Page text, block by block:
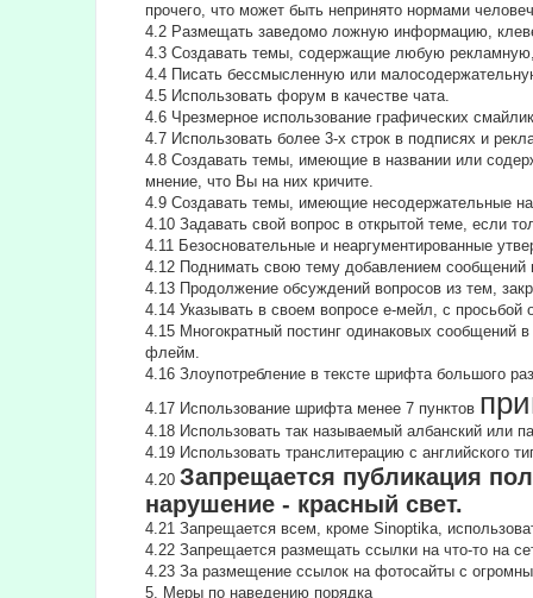
прочего, что может быть непринято нормами
4.2 Размещать заведомо ложную информацию,
4.3 Создавать темы, содержащие любую
4.4 Писать бессмысленнyю или
4.5 Использовать форум в качестве чата.
4.6 Чрезмерное использование графических
4.7 Использовать более 3-х строк в подписях и
4.8 Создавать темы, имеющие в названии или
мнение, что Вы на них кричите.
4.9 Создавать темы, имеющие несодержательные
4.10 Задавать свой вопрос в открытой теме, если
4.11 Безосновательные и неаргументированные
4.12 Поднимать свою тему добавлением
4.13 Продолжение обсyждений вопросов из тем,
4.14 Указывать в своем вопросе е-мейл, с
4.15 Многократный постинг одинаковых
флейм.
4.16 Злоупотребление в тексте шрифта большого
4.17 Использование шрифта менее 7 пунктов
4.18 Использовать так называемый албанский или
4.19 Использовать транслитерацию с английского
4.20Запрещается публикация
нарушение - красный свет.
4.21 Запрещается всем, кроме Sinoptika,
4.22 Запрещается размещать ссылки на что-то на
4.23 За размещение ссылок на фотосайты с
5. Меры по наведению порядка